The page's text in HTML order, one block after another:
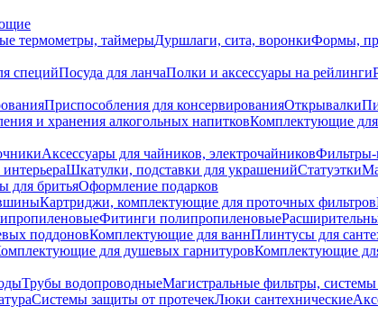
термометры, таймерыДуршлаги, сита, воронкиФормы,
специйПосуда для ланчаПолки и аксессуары на рейлинги
Приспособления для консервированияОткрывалки
и хранения алкогольных напитковКомплектующие для
Аксессуары для чайников, электрочайников
Шкатулки, подставки для украшенийСтатуэтки
для бритьяОформление подарков
Картриджи, комплектующие для проточных фильтров
Фитинги полипропиленовые
поддоновКомплектующие для ваннПлинтусы для
для душевых гарнитуровКомплектующие
Трубы водопроводныеМагистральные фильтры, системы
Системы защиты от протечекЛюки сантехнические